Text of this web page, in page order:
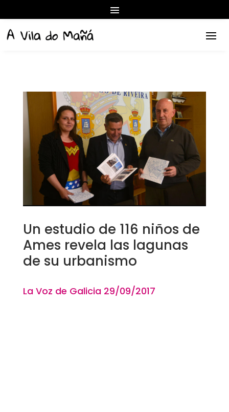
Un estudio de 116 niños de
Ames revela las lagunas
de su urbanismo
La Voz de Galicia 29/09/2017